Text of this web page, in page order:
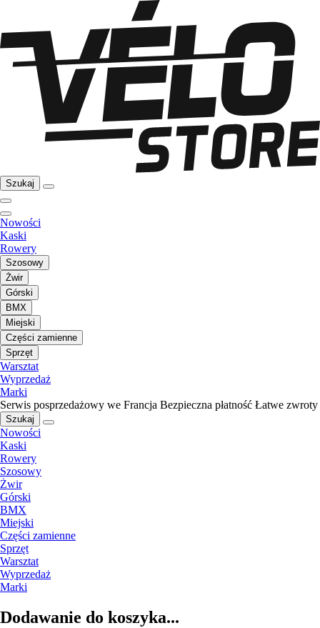
Szukaj
Nowości
Kaski
Rowery
Szosowy
Żwir
Górski
BMX
Miejski
Części zamienne
Sprzęt
Warsztat
Wyprzedaż
Marki
Serwis posprzedażowy we Francja Bezpieczna płatność Łatwe zwroty
Szukaj
Nowości
Kaski
Rowery
Szosowy
Żwir
Górski
BMX
Miejski
Części zamienne
Sprzęt
Warsztat
Wyprzedaż
Marki
Dodawanie do koszyka...